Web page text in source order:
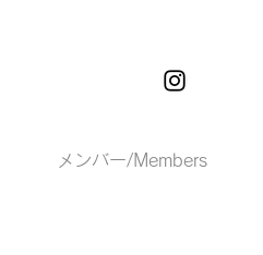
メンバー/Members